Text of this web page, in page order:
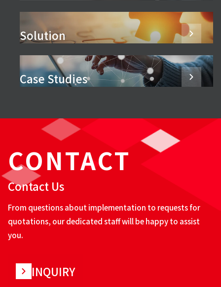
Solution
Case Studies
CONTACT
Contact Us
From questions about implementation to requests for
quotations, our dedicated staff will be happy to assist
you.
INQUIRY